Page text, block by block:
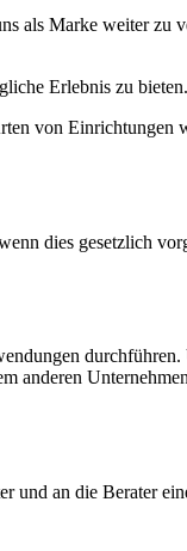
als Marke weiter zu
Erlebnis zu
von Einrichtungen
dies gesetzlich
und an die Berater